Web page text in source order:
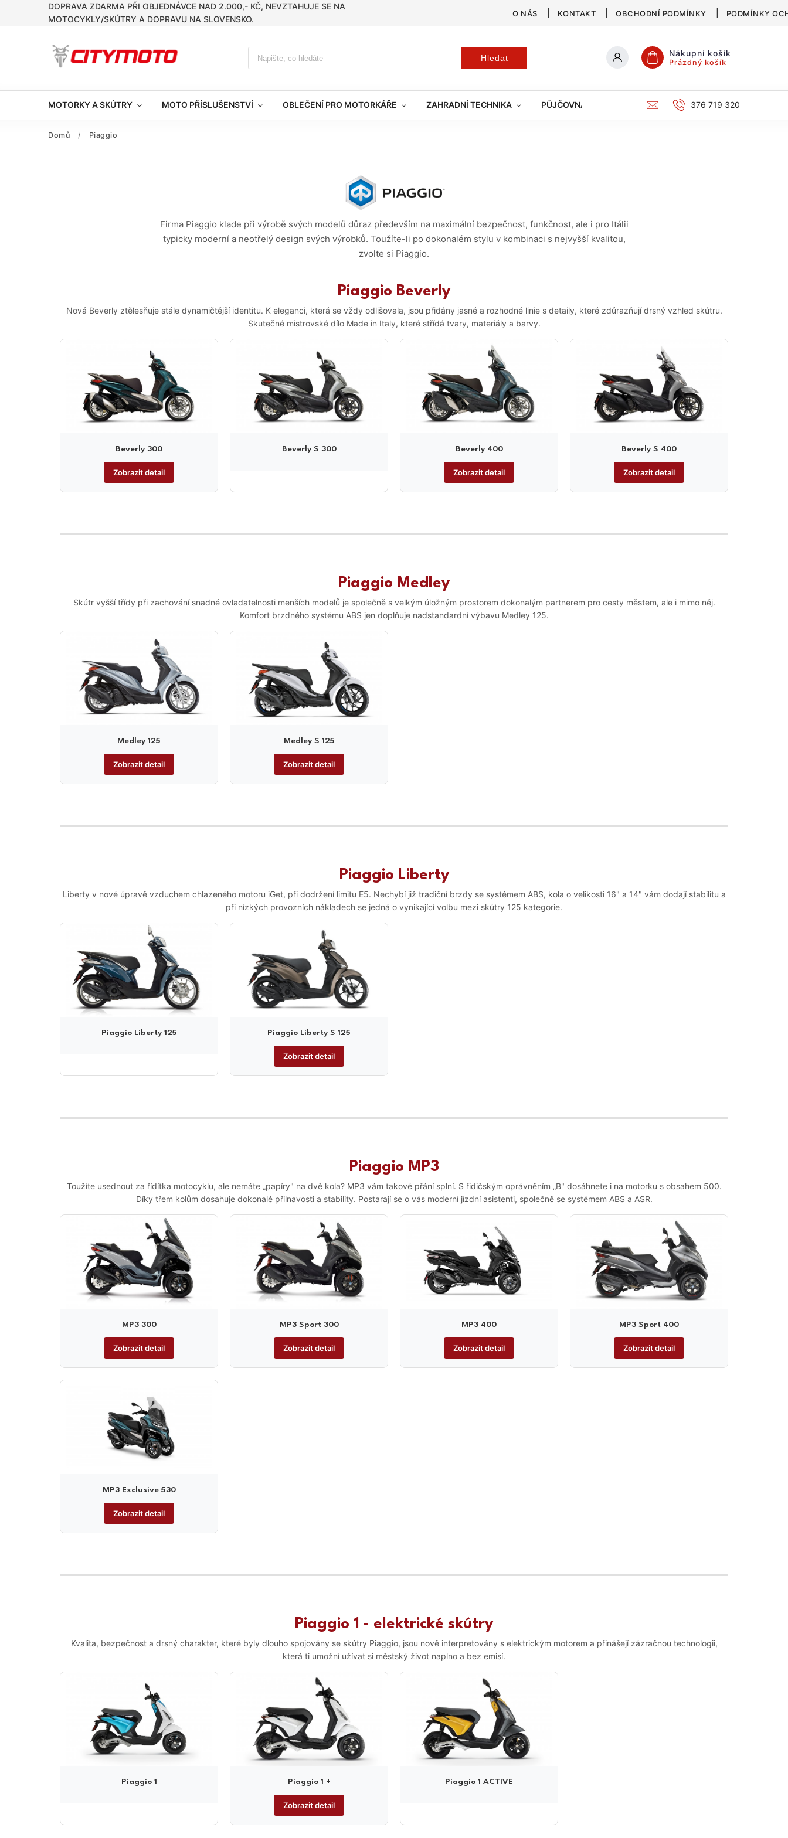
DOPRAVA ZDARMA PŘI OBJEDNÁVCE NAD 2.000,- KČ, NEVZTAHUJE SE NA
MOTOCYKLY/SKÚTRY A DOPRAVU NA SLOVENSKO.
O NÁS KONTAKT OBCHODNÍ PODMÍNKY PODMÍNKY
Hledat Nákupní košík
Prázdný košík
MOTORKY A SKÚTRY MOTO PŘÍSLUŠENSTVÍ OBLEČENÍ PRO MOTORKÁŘE ZAHRADNÍ TECHNIKA PŮJČOVNA KATALOG376 719 320
Domů / Piaggio
Firma Piaggio klade při výrobě svých modelů důraz především na maximální bezpečnost, funkčnost, ale i pro Itálii
typicky moderní a neotřelý design svých výrobků. Toužíte-li po dokonalém stylu v kombinaci s nejvyšší kvalitou,
zvolte si Piaggio.
Piaggio Beverly
Nová Beverly ztělesňuje stále dynamičtější identitu. K eleganci, která se vždy odlišovala, jsou přidány jasné a rozhodné linie s detaily, které zdůrazňují drsný vzhled skútru.
Skutečné mistrovské dílo Made in Italy, které střídá tvary, materiály a barvy.
Beverly 300
Zobrazit detail
Beverly S 300 Beverly 400
Zobrazit detail
Beverly S 400
Zobrazit detail
Piaggio Medley
Skútr vyšší třídy při zachování snadné ovladatelnosti menších modelů je společně s velkým úložným prostorem dokonalým partnerem pro cesty městem, ale i mimo něj.
Komfort brzdného systému ABS jen doplňuje nadstandardní výbavu Medley 125.
Medley 125
Zobrazit detail
Medley S 125
Zobrazit detail
Piaggio Liberty
Liberty v nové úpravě vzduchem chlazeného motoru iGet, při dodržení limitu E5. Nechybí již tradiční brzdy se systémem ABS, kola o velikosti 16" a 14" vám dodají stabilitu a
při nízkých provozních nákladech se jedná o vynikající volbu mezi skútry 125 kategorie.
Piaggio Liberty 125 Piaggio Liberty S 125
Zobrazit detail
Piaggio MP3
Toužíte usednout za řídítka motocyklu, ale nemáte „papíry" na dvě kola? MP3 vám takové přání splní. S řidičským oprávněním „B" dosáhnete i na motorku s obsahem 500.
Díky třem kolům dosahuje dokonalé přilnavosti a stability. Postarají se o vás moderní jízdní asistenti, společně se systémem ABS a ASR.
MP3 300
Zobrazit detail
MP3 Sport 300
Zobrazit detail
MP3 400
Zobrazit detail
MP3 Sport 400
Zobrazit detail
MP3 Exclusive 530
Zobrazit detail
Piaggio 1 - elektrické skútry
Kvalita, bezpečnost a drsný charakter, které byly dlouho spojovány se skútry Piaggio, jsou nově interpretovány s elektrickým motorem a přinášejí zázračnou technologii,
která ti umožní užívat si městský život naplno a bez emisí.
Piaggio 1 Piaggio 1 +
Zobrazit detail
Piaggio 1 ACTIVE